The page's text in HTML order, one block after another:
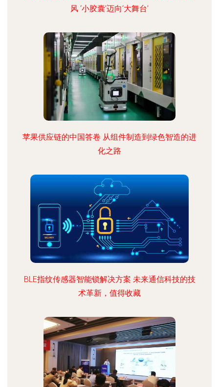
风 ‘小胶囊’迈向‘大舞台’
苹果供应链的中国答卷 从组件制造到绿色智造的进
化之路
BLE指纹传感器智能锁解决方案 未来通信科技的技
术革新，值得收藏